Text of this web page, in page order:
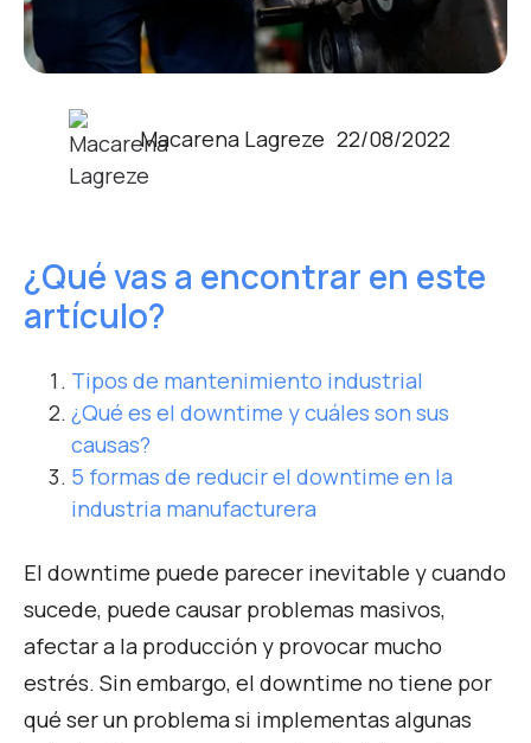
Macarena Lagreze 22/08/2022
¿Qué vas a encontrar en este
artículo?
Tipos de mantenimiento industrial
¿Qué es el downtime y cuáles son sus
causas?
5 formas de reducir el downtime en la
industria manufacturera
El downtime puede parecer inevitable y cuando
sucede, puede causar problemas masivos,
afectar a la producción y provocar mucho
estrés. Sin embargo, el downtime no tiene por
qué ser un problema si implementas algunas